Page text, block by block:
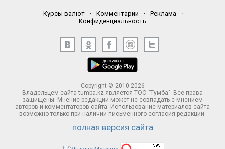
Курсы валют · Комментарии · Реклама
·
Конфиденциальность
Copyright © 2010-2026
Владельцем сайта tumba.kz является ТОО "Тумба". Все права
защищены. Мнение редакции может не совпадать с мнением
авторов и комментаторов сайта. Использование материалов сайта
возможно только при наличии письменного согласия редакции.
полная версия сайта